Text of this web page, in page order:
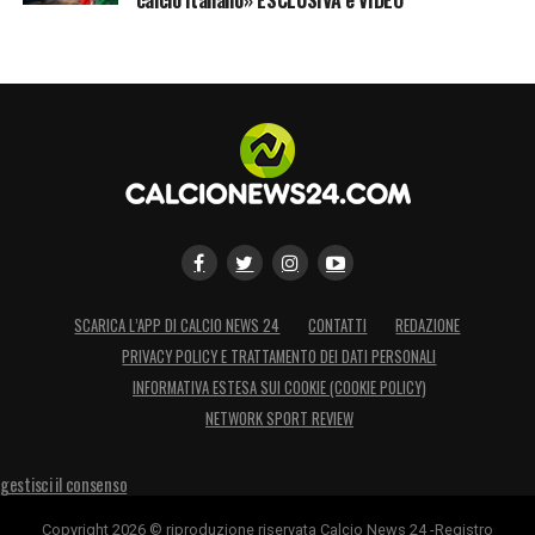
SCARICA L’APP DI CALCIO NEWS 24 CONTATTI
REDAZIONE
PRIVACY POLICY E TRATTAMENTO DEI DATI PERSONALI
INFORMATIVA ESTESA SUI COOKIE (COOKIE POLICY)
NETWORK SPORT REVIEW
gestisci il consenso
Copyright 2026 © riproduzione riservata Calcio News 24 -Registro